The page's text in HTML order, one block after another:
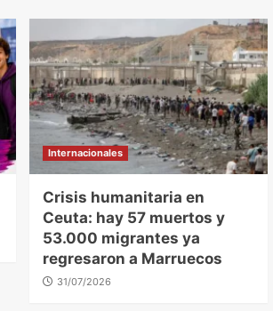
Internacionales
Crisis humanitaria en
Ceuta: hay 57 muertos y
53.000 migrantes ya
regresaron a Marruecos
31/07/2026